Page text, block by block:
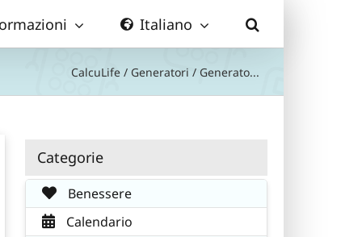
Italiano
CalcuLife / Generatori / Generato...
Categorie
Benessere
Calendario